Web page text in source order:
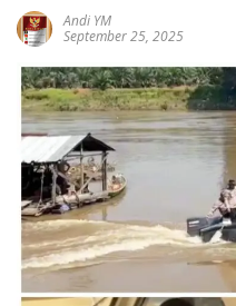
Andi YM
September 25, 2025